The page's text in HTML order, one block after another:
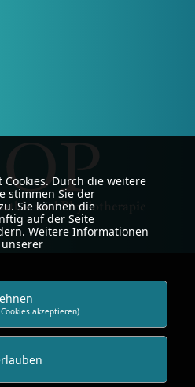
Cookies. Durch die weitere
stimmen Sie der
Sie können die
auf der Seite
Weitere Informationen
akzeptieren)